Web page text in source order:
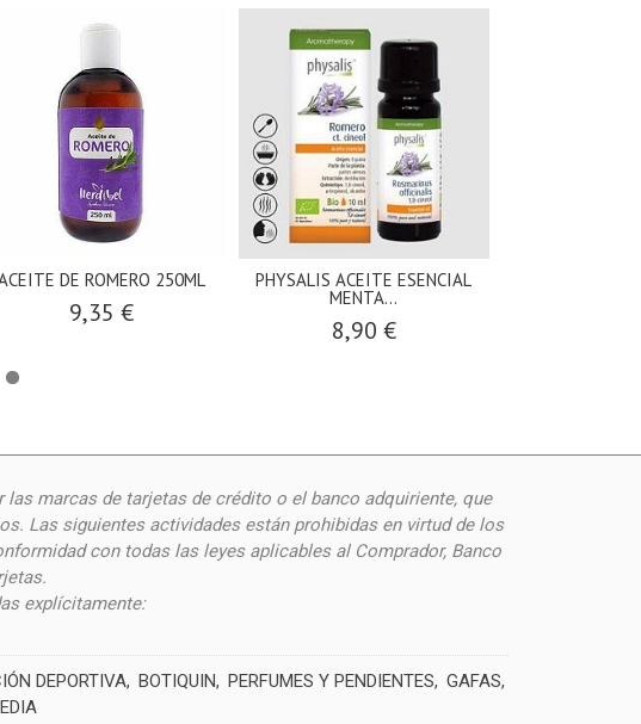
DE ROMERO 250ML
9,35 €
PHYSALIS ACEITE ESENCIAL
MENTA...
8,90 €
las marcas de tarjetas de crédito o el banco adquiriente, que
Las siguientes actividades están prohibidas en virtud de los
con todas las leyes aplicables al Comprador, Banco
explícitamente:
DEPORTIVA BOTIQUIN PERFUMES Y PENDIENTES
GAFAS